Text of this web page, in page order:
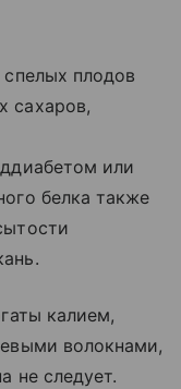
плодов
сахаров,
или
белка также
калием,
волокнами,
не следует.